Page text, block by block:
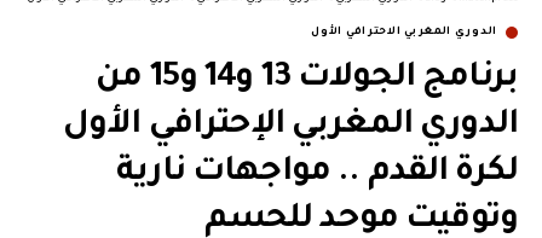
الدوري المغربي الاحترافي الأول
برنامج الجولات 13 و14 و15 من
الدوري المغربي الإحترافي الأول
لكرة القدم .. مواجهات نارية
وتوقيت موحد للحسم